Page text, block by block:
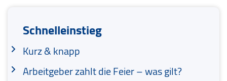
Schnelleinstieg
Kurz & knapp
Arbeitgeber zahlt die Feier – was gilt?